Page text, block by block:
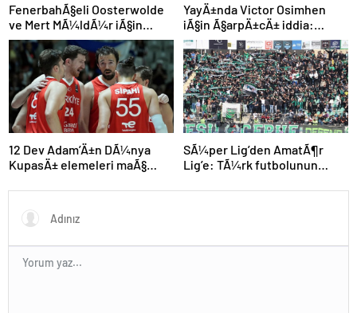
FenerbahÃ§eli Oosterwolde
ve Mert MÃ¼ldÃ¼r iÃ§in
olaylÄ± derbi davasÄ±nda
zorla getirme kararÄ±
YayÄ±nda Victor Osimhen
iÃ§in Ã§arpÄ±cÄ± iddia:
“Futbol tarihinin en
bÃ¼yÃ¼k Åoku olur!”
12 Dev Adam’Ä±n DÃ¼nya
KupasÄ± elemeleri maÃ§
SÃ¼per Lig’den AmatÃ¶r
Lig’e: TÃ¼rk futbolunun
gÃ¶rdÃ¼